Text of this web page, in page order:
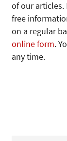
of our
free
on a regular
online form.
any time.